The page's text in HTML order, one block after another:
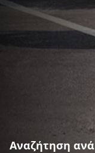
Αναζήτηση ανά